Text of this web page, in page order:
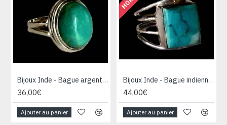
Bijoux Inde - Bague argent Turquoise
36,00€
Ajouter au panier
Bijoux Inde - Bague indienne argent Turquoise
44,00€
Ajouter au panier